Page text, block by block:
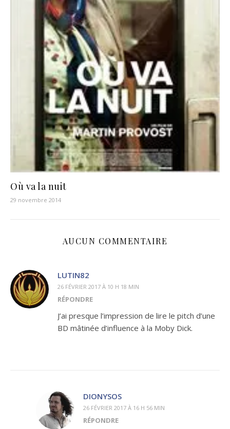
Où va la nuit
29 novembre 2014
AUCUN COMMENTAIRE
LUTIN82
26 FÉVRIER 2017 À 10 H 18 MIN
RÉPONDRE
J’ai presque l’impression de lire le pitch d’une
BD mâtinée d’influence à la Moby Dick.
DIONYSOS
26 FÉVRIER 2017 À 16 H 56 MIN
RÉPONDRE